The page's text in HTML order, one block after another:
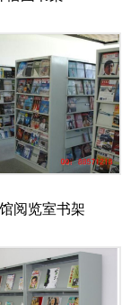
阅览室书架